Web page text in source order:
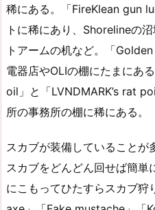
稀にある。「FireKlean gun
トに稀にあり、Shorelineの
トアームの机など。「
電器店やOLIの棚にたまにあ
oil」と「LVNDMARK’s rat
所の事務所の棚に稀にある。
スカブが装備していることが
スカブをどんどん回せば簡
にこもってひたすらスカブ